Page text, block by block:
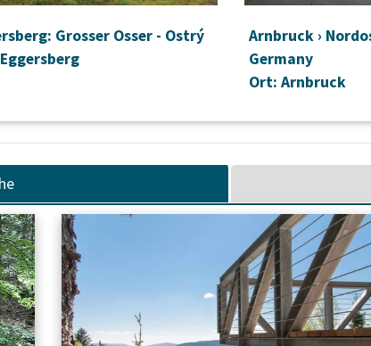
Grosser Osser - Ostrý
Arnbruck ›
Germany
Ort: Arnbruck